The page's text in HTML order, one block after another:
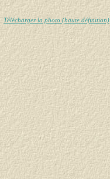
Télécharger la photo (haute définition)